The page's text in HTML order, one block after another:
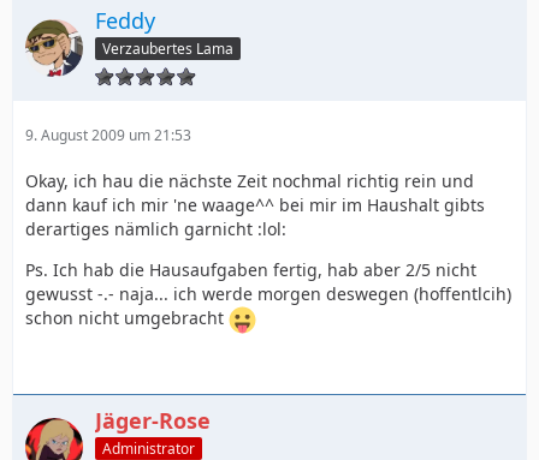
Feddy
Verzaubertes Lama
9. August 2009 um 21:53
Okay, ich hau die nächste Zeit nochmal richtig rein und
dann kauf ich mir 'ne waage^^ bei mir im Haushalt gibts
derartiges nämlich garnicht :lol:
Ps. Ich hab die Hausaufgaben fertig, hab aber 2/5 nicht
gewusst -.- naja... ich werde morgen deswegen (hoffentlcih)
schon nicht umgebracht
Jäger-Rose
Administrator